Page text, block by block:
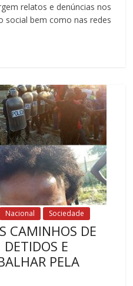
relatos e denúncias nos
social bem como nas redes
Nacional Sociedade
CAMINHOS DE
DETIDOS E
PELA